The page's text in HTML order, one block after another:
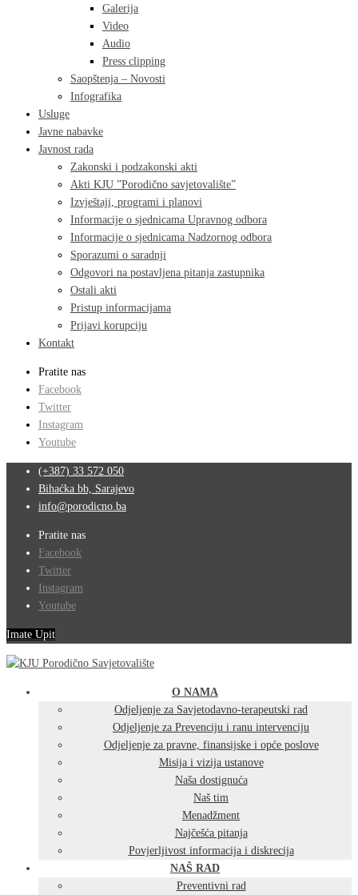
Galerija
Video
Audio
Press clipping
Saopštenja – Novosti
Infografika
Usluge
Javne nabavke
Javnost rada
Zakonski i podzakonski akti
Akti KJU ”Porodično savjetovalište”
Izvještaji, programi i planovi
Informacije o sjednicama Upravnog odbora
Informacije o sjednicama Nadzornog odbora
Sporazumi o saradnji
Odgovori na postavljena pitanja zastupnika
Ostali akti
Pristup informacijama
Prijavi korupciju
Kontakt
Pratite nas
Facebook
Twitter
Instagram
Youtube
(+387) 33 572 050
Bihaćka bb, Sarajevo
info@porodicno.ba
Pratite nas
Facebook
Twitter
Instagram
Youtube
Imate Upit
O NAMA
Odjeljenje za Savjetodavno-terapeutski rad
Odjeljenje za Prevenciju i ranu intervenciju
Odjeljenje za pravne, finansijske i opće poslove
Misija i vizija ustanove
Naša dostignuća
Naš tim
Menadžment
Najčešća pitanja
Povjerljivost informacija i diskrecija
NAŠ RAD
Preventivni rad